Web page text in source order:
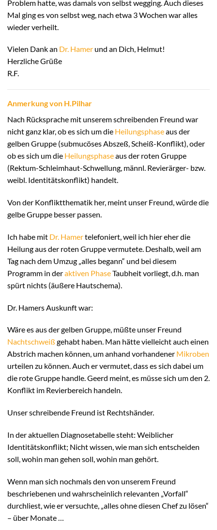
Problem hatte, was damals von selbst wegging. Auch dieses
Mal ging es von selbst weg, nach etwa 3 Wochen war alles
wieder verheilt.
Vielen Dank an Dr. Hamer und an Dich, Helmut!
Herzliche Grüße
R.F.
Anmerkung von H.Pilhar
Nach Rücksprache mit unserem schreibenden Freund war
nicht ganz klar, ob es sich um die Heilungsphaseaus der
gelben Gruppe (submucöses Abszeß, Scheiß-Konflikt), oder
ob es sich um die Heilungsphaseaus der roten Gruppe
(Rektum-Schleimhaut-Schwellung, männl. Revierärger- bzw.
weibl. Identitätskonflikt) handelt.
Von der Konfliktthematik her, meint unser Freund, würde die
gelbe Gruppe besser passen.
Ich habe mit Dr. Hamertelefoniert, weil ich hier eher die
Heilung aus der roten Gruppe vermutete. Deshalb, weil am
Tag nach dem Umzug „alles begann“ und bei diesem
Programm in deraktiven PhaseTaubheit vorliegt, d.h. man
spürt nichts (äußere Hautschema).
Dr. Hamers Auskunft war:
Wäre es aus der gelben Gruppe, müßte unser Freund
Nachtschweiß gehabt haben. Man hätte vielleicht auch einen
Abstrich machen können, um anhand vorhandener Mikroben
urteilen zu können. Auch er vermutet, dass es sich dabei um
die rote Gruppe handle. Geerd meint, es müsse sich um den 2.
Konflikt im Revierbereich handeln.
Unser schreibende Freund ist Rechtshänder.
In der aktuellen Diagnosetabelle steht: Weiblicher
Identitätskonflikt; Nicht wissen, wie man sich entscheiden
soll, wohin man gehen soll, wohin man gehört.
Wenn man sich nochmals den von unserem Freund
beschriebenen und wahrscheinlich relevanten „Vorfall“
durchliest, wie er versuchte, „alles ohne diesen Chef zu lösen“
– über Monate …